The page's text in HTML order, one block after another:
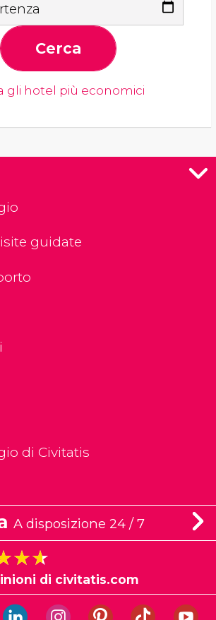
Cerca
gli hotel più economici
guidate
di Civitatis
A disposizione 24 / 7
di civitatis.com